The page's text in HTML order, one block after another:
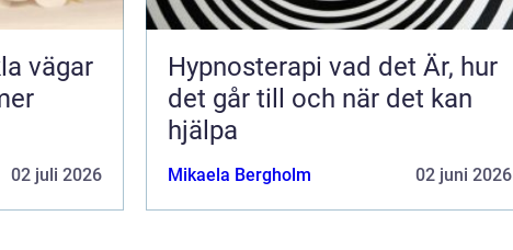
02 juli 2026
Hypnosterapi vad det Är, hur
det går till och när det kan
hjälpa
Mikaela Bergholm 02 juni 2026